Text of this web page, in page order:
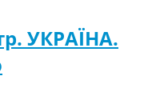
УКРАЇНА.